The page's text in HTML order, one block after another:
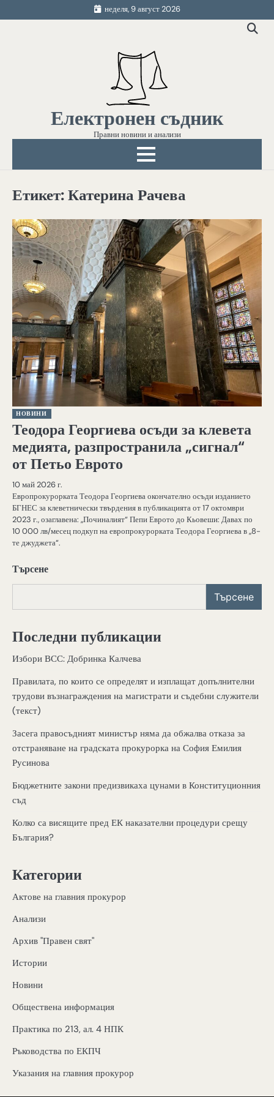
to
неделя, 9 август 2026
Електронен съдник
Правни новини и анализи
Етикет:Катерина Рачева
НОВИНИ
Теодора Георгиева осъди за клевета
медията, разпространила „сигнал“
от Петьо Еврото
10 май 2026 г.
Европрокурорката Теодора Георгиева окончателно осъди изданието
БГНЕС за клеветнически твърдения в публикацията от 17 октомври
2023 г., озаглавена: „Починалият“ Пепи Еврото до Кьовеши: Давах по
10 000 лв/месец подкуп на европрокурорката Теодора Георгиева в „8-
те джуджета“.
Търсене
Търсене
Последни публикации
Избори ВСС: Добринка Калчева
Правилата, по които се определят и изплащат допълнителни
трудови възнаграждения на магистрати и съдебни служители
(текст)
Засега правосъдният министър няма да обжалва отказа за
отстраняване на градската прокурорка на София Емилия
Русинова
Бюджетните закони предизвикаха цунами в Конституционния
съд
Колко са висящите пред ЕК наказателни процедури срещу
България?
Категории
Актове на главния прокурор
Анализи
Архив "Правен свят"
Истории
Новини
Обществена информация
Практика по 213, ал. 4 НПК
Ръководства по ЕКПЧ
Указания на главния прокурор